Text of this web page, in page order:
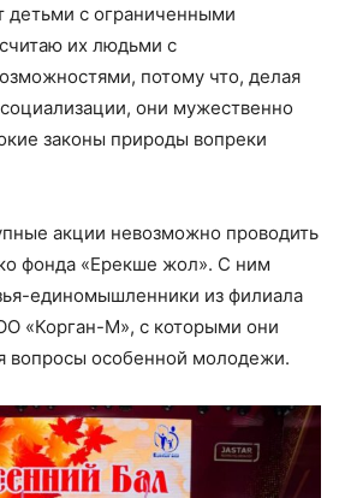
детьми с ограниченными
их людьми с
потому что, делая
они мужественно
законы природы вопреки
акции невозможно проводить
фонда «Ерекше жол». С ним
единомышленники из филиала
«Корган-М», с которыми они
вопросы особенной молодежи.